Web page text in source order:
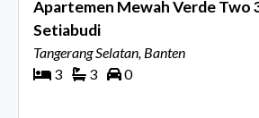
Apartemen Mewah Verde Two
Setiabudi
Tangerang Selatan, Banten
3
3 0